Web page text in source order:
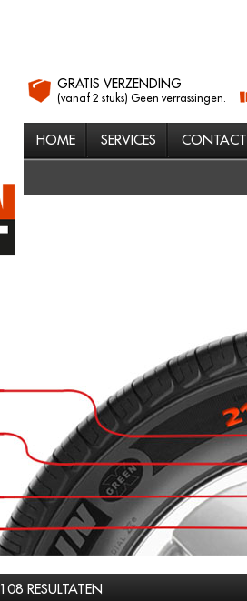
GRATIS VERZENDING
(vanaf 2 stuks) Geen verrassingen.
HOME SERVICES CONTACT
108 RESULTATEN